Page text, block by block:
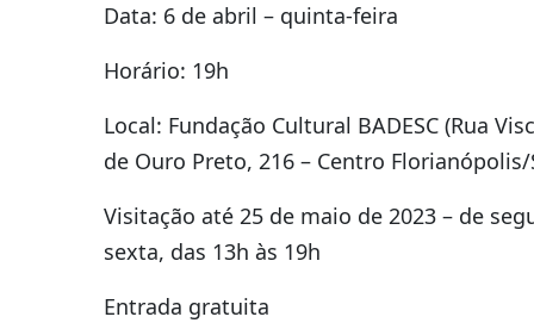
Data: 6 de abril – quinta-feira
Horário: 19h
Local: Fundação Cultural BADESC (Rua
de Ouro Preto, 216 – Centro Florianópolis/
Visitação até 25 de maio de 2023 – de
sexta, das 13h às 19h
Entrada gratuita